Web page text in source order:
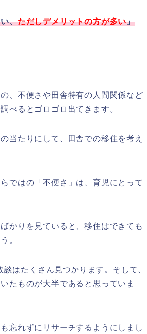
、ただしデメリットの方が多い」
、不便さや田舎特有の人間関係など
べるとゴロゴロ出てきます。
当たりにして、田舎での移住を考え
ではの「不便さ」は、育児にとって
かりを見ていると、移住はできても
。
はたくさん見つかります。そして、
たものが大半であると思っていま
忘れずにリサーチするようにしまし